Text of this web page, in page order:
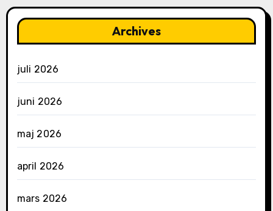
Archives
juli 2026
juni 2026
maj 2026
april 2026
mars 2026